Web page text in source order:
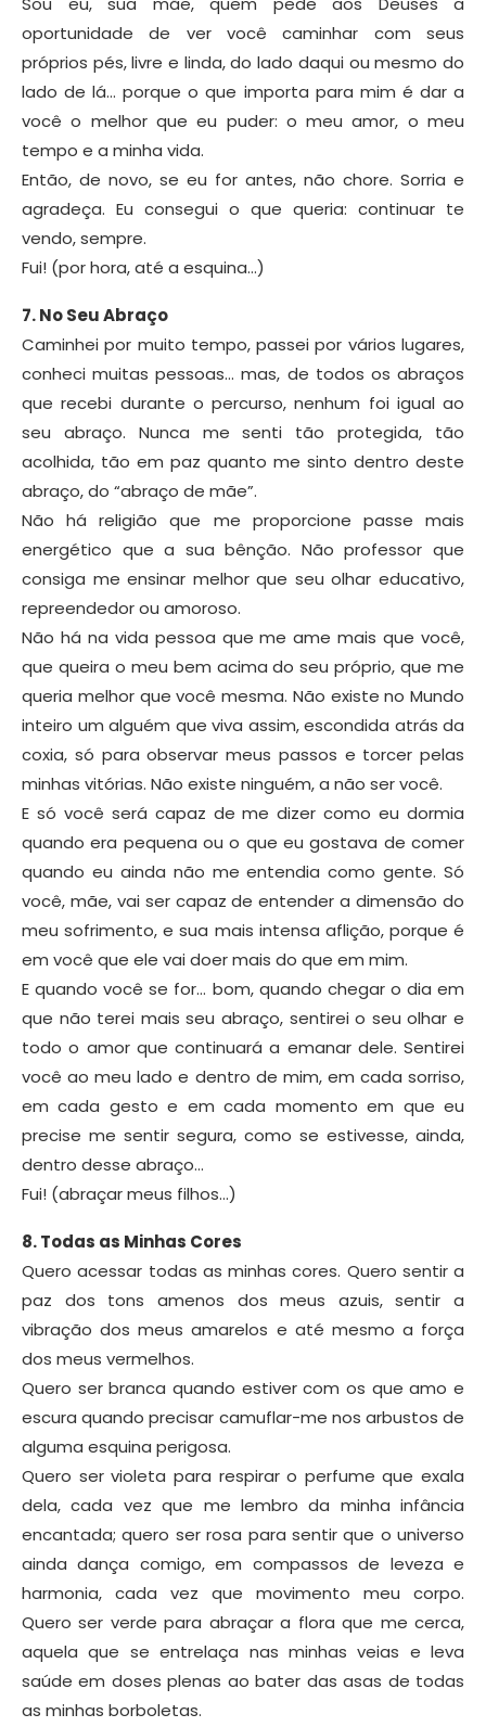
oportunidade de ver você caminhar com seus
próprios pés, livre e linda, do lado daqui ou mesmo do
lado de lá… porque o que importa para mim é dar a
você o melhor que eu puder: o meu amor, o meu
tempo e a minha vida.
Então, de novo, se eu for antes, não chore. Sorria e
agradeça. Eu consegui o que queria: continuar te
vendo, sempre.
Fui! (por hora, até a esquina…)
7. No Seu Abraço
Caminhei por muito tempo, passei por vários lugares,
conheci muitas pessoas… mas, de todos os abraços
que recebi durante o percurso, nenhum foi igual ao
seu abraço. Nunca me senti tão protegida, tão
acolhida, tão em paz quanto me sinto dentro deste
abraço, do “abraço de mãe”.
Não há religião que me proporcione passe mais
energético que a sua bênção. Não professor que
consiga me ensinar melhor que seu olhar educativo,
repreendedor ou amoroso.
Não há na vida pessoa que me ame mais que você,
que queira o meu bem acima do seu próprio, que me
queria melhor que você mesma. Não existe no Mundo
inteiro um alguém que viva assim, escondida atrás da
coxia, só para observar meus passos e torcer pelas
minhas vitórias. Não existe ninguém, a não ser você.
E só você será capaz de me dizer como eu dormia
quando era pequena ou o que eu gostava de comer
quando eu ainda não me entendia como gente. Só
você, mãe, vai ser capaz de entender a dimensão do
meu sofrimento, e sua mais intensa aflição, porque é
em você que ele vai doer mais do que em mim.
E quando você se for… bom, quando chegar o dia em
que não terei mais seu abraço, sentirei o seu olhar e
todo o amor que continuará a emanar dele. Sentirei
você ao meu lado e dentro de mim, em cada sorriso,
em cada gesto e em cada momento em que eu
precise me sentir segura, como se estivesse, ainda,
dentro desse abraço…
Fui! (abraçar meus filhos…)
8. Todas as Minhas Cores
Quero acessar todas as minhas cores. Quero sentir a
paz dos tons amenos dos meus azuis, sentir a
vibração dos meus amarelos e até mesmo a força
dos meus vermelhos.
Quero ser branca quando estiver com os que amo e
escura quando precisar camuflar-me nos arbustos de
alguma esquina perigosa.
Quero ser violeta para respirar o perfume que exala
dela, cada vez que me lembro da minha infância
encantada; quero ser rosa para sentir que o universo
ainda dança comigo, em compassos de leveza e
harmonia, cada vez que movimento meu corpo.
Quero ser verde para abraçar a flora que me cerca,
aquela que se entrelaça nas minhas veias e leva
saúde em doses plenas ao bater das asas de todas
as minhas borboletas.